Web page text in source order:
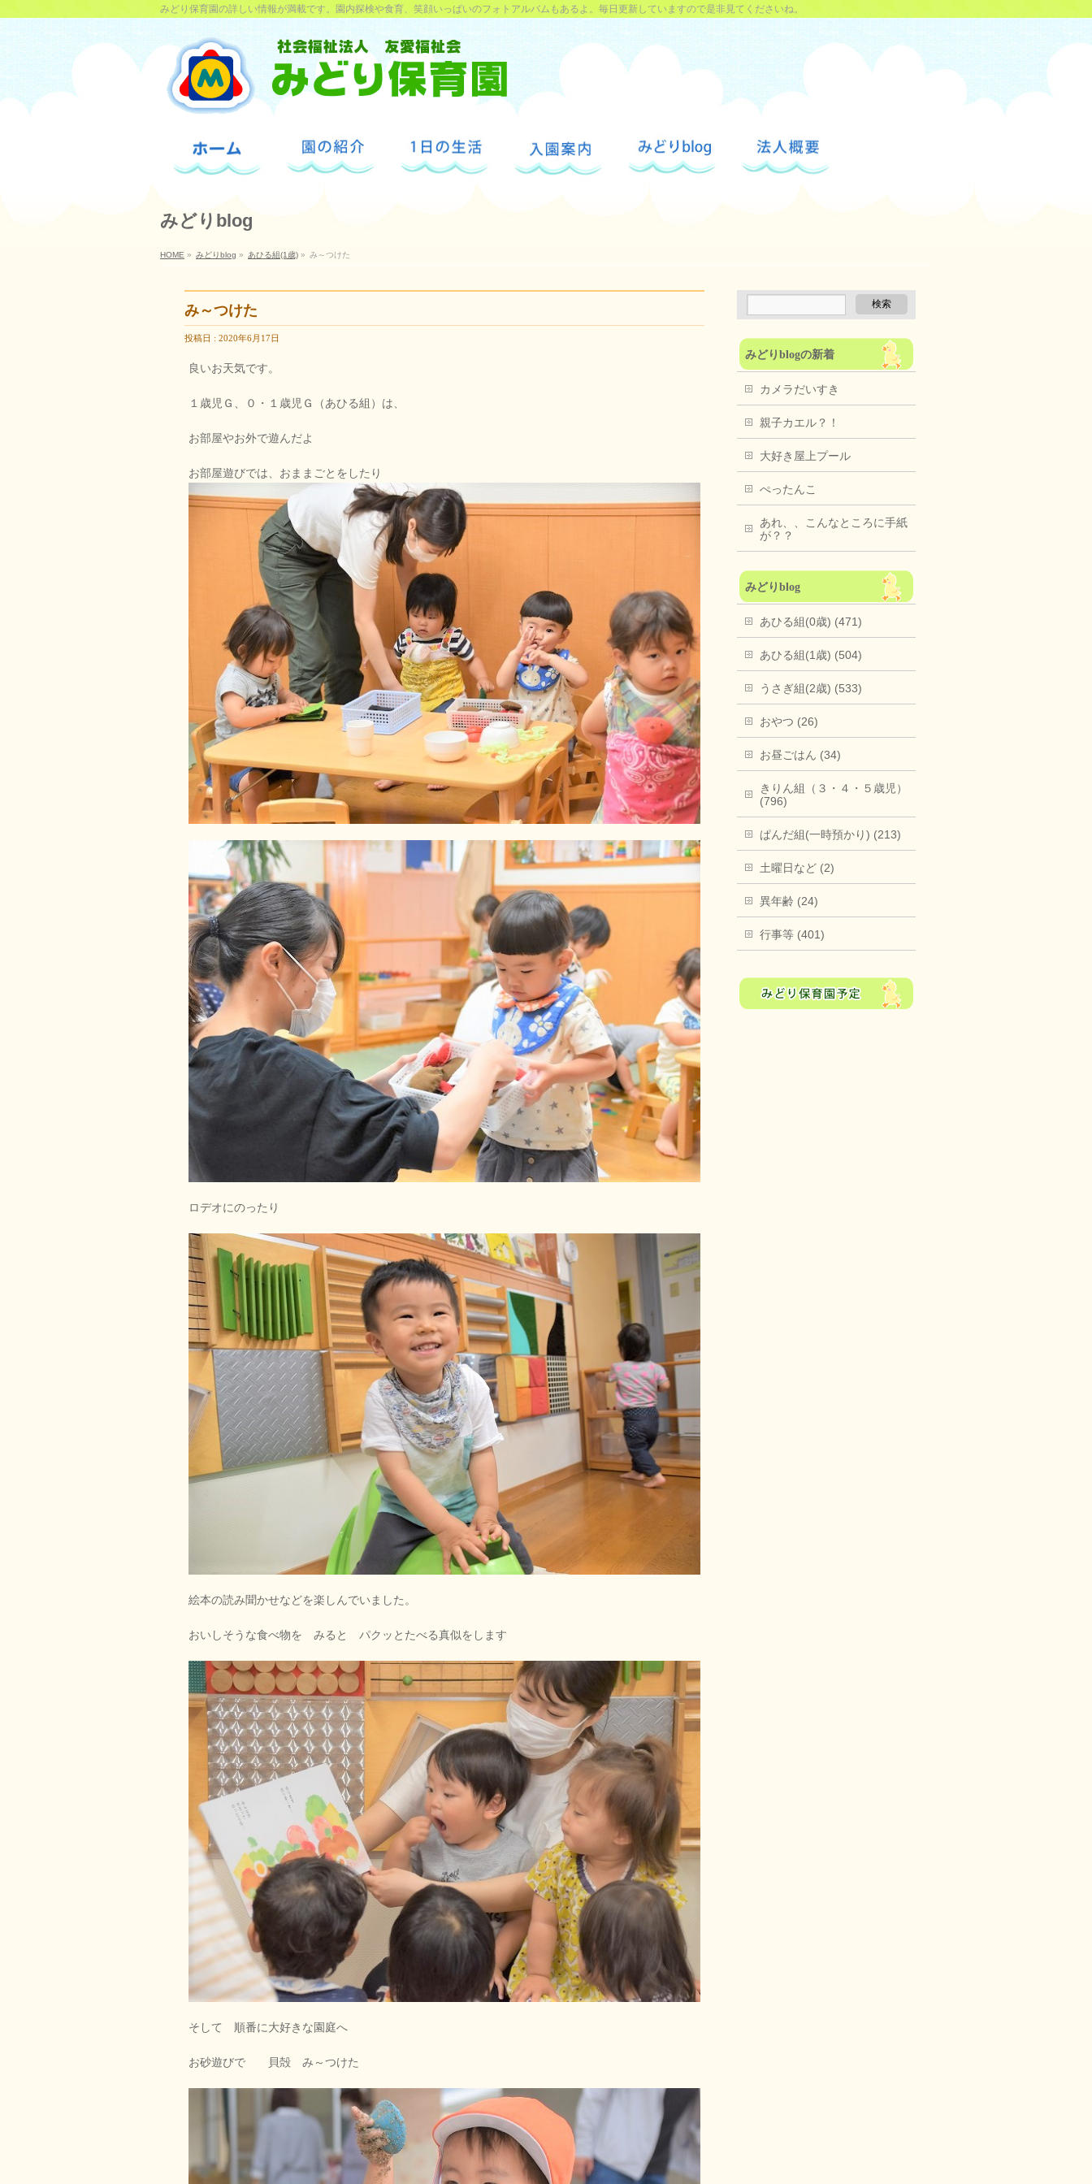
みどり保育園の詳しい情報が満載です。園内探検や食育、笑顔いっぱいのフォトアルバムもあるよ。毎日更新していますので是非見てくださいね。
みどりblog
HOME » みどりblog » あひる組(1歳) » み～つけた
み～つけた
投稿日 : 2020年6月17日
良いお天気です。
１歳児Ｇ、０・１歳児Ｇ（あひる組）は、
お部屋やお外で遊んだよ
お部屋遊びでは、おままごとをしたり
ロデオにのったり
絵本の読み聞かせなどを楽しんでいました。
おいしそうな食べ物を みると パクッとたべる真似をします
そして 順番に大好きな園庭へ
お砂遊びで 貝殻 み～つけた
みどりblogの新着
カメラだいすき
親子カエル？！
大好き屋上プール
ぺったんこ
あれ、、こんなところに手紙
が？？
みどりblog
あひる組(0歳) (471)
あひる組(1歳) (504)
うさぎ組(2歳) (533)
おやつ (26)
お昼ごはん (34)
きりん組（３・４・５歳児）
(796)
ぱんだ組(一時預かり) (213)
土曜日など (2)
異年齢 (24)
行事等 (401)